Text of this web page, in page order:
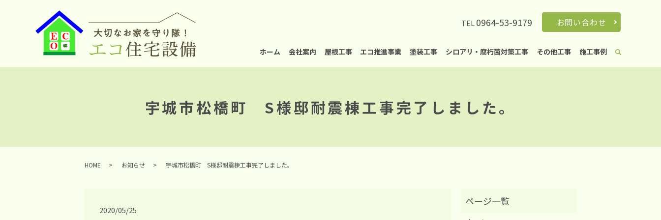
ホーム 会社案内 屋根工事 エコ推進事業 塗装工事 シロアリ・腐朽菌対策工事 その他工事 施工事例
TEL 0964-53-9179 お問い合わせ
宇城市松橋町 S様邸耐震棟工事完了しました。
HOME お知らせ 宇城市松橋町 S様邸耐震棟工事完了しました。
2020/05/25